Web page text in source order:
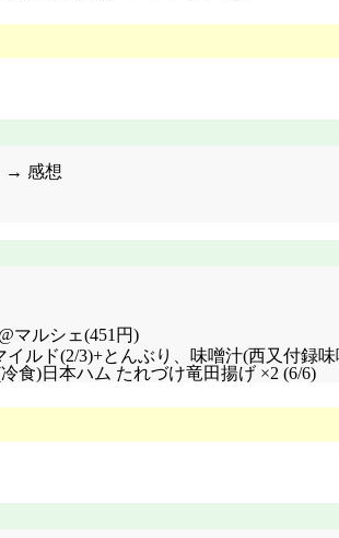
→ 感想
マルシェ(451円)
ルド(2/3)+とんぶり、味噌汁(西又付録
食)日本ハム たれづけ竜田揚げ ×2 (6/6)